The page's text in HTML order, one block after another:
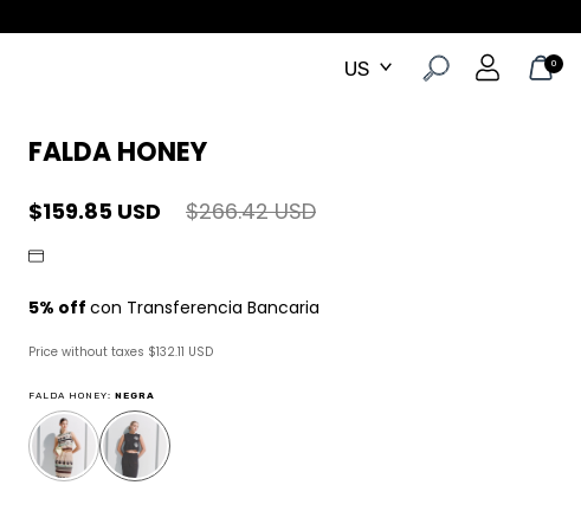
0
FALDA HONEY
$159.85 USD $266.42 USD
Price without taxes $132.11 USD
FALDA HONEY: NEGRA